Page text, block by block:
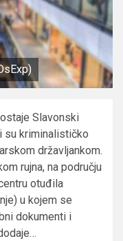
Slavonski
su kriminalističko
državljankom.
rujna, na području
otuđila
u kojem se
dokumenti i